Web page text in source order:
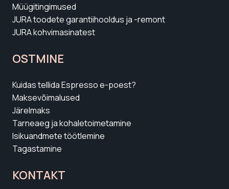
Müügitingimused
JURA toodete garantiihooldus ja -remont
JURA kohvimasinatest
OSTMINE
Kuidas tellida Espresso e-poest?
Maksevõimalused
Järelmaks
Tarneaeg ja kohaletoimetamine
Isikuandmete töötlemine
Tagastamine
KONTAKT